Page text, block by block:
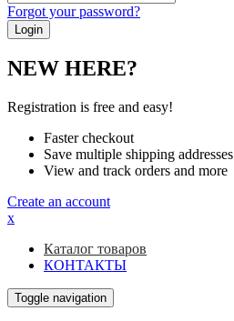
Forgot your password?
NEW HERE?
Registration is free and easy!
Faster checkout
Save multiple shipping addresses
View and track orders and more
Create an account
x
Каталог товаров
КОНТАКТЫ
Toggle navigation